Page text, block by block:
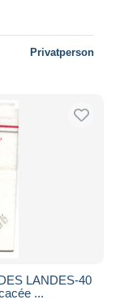
Privatperson
LANDES-40
...